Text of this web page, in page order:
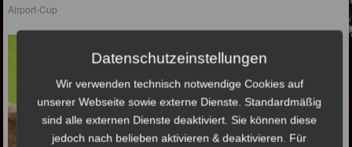
Airport-Cup
Datenschutzeinstellungen
Wir verwenden technisch notwendige Cookies auf
unserer Webseite sowie externe Dienste. Standardmäßig
sind alle externen Dienste deaktiviert. Sie können diese
jedoch nach belieben aktivieren & deaktivieren. Für